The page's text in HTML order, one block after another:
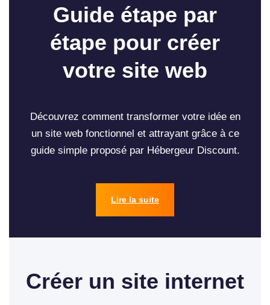
Guide étape par
étape pour créer
votre site web
Découvrez comment transformer votre idée en
un site web fonctionnel et attrayant grâce à ce
guide simple proposé par Hébergeur Discount.
Lire la suite
Créer un site internet